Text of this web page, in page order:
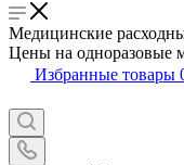
Медицинские
Цены на одноразовые
Избранные товары